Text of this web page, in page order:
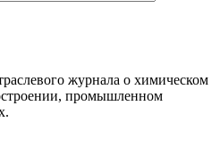
журнала о химическом
промышленном